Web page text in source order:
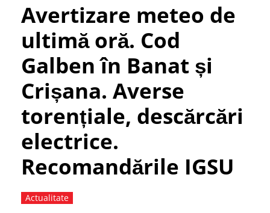
Avertizare meteo de
ultimă oră. Cod
Galben în Banat și
Crișana. Averse
torențiale, descărcări
electrice.
Recomandările IGSU
Actualitate